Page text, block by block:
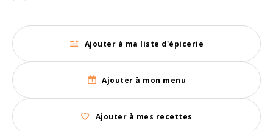
Ajouter à ma liste d'épicerie
Ajouter à mon menu
Ajouter à mes recettes